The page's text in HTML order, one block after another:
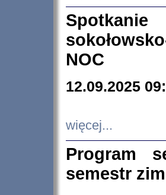
NOC
12.09.2025
więcej...
Program
semestr